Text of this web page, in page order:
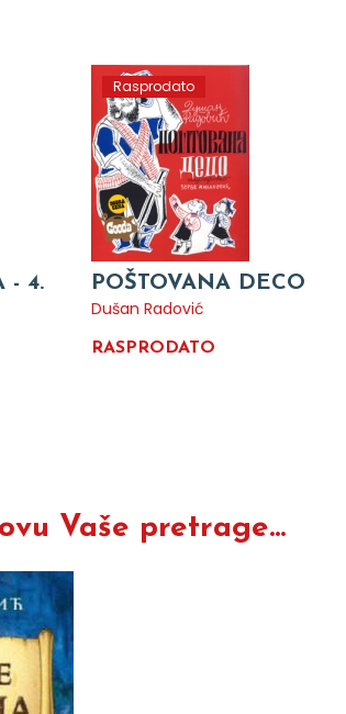
- 4.
Rasprodato
POŠTOVANA DECO
Dušan Radović
RASPRODATO
Vaše pretrage...